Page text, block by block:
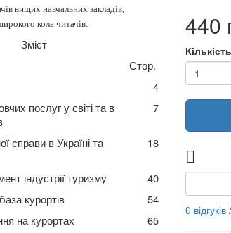
вищих навчальних закладів,
кола читачів.
Зміст
Стор.
4
послуг у світі та в
7
справи в Україні та
18
індустрії туризму
40
курортів
54
на курортах
65
440
Кількість
0 відгуків/